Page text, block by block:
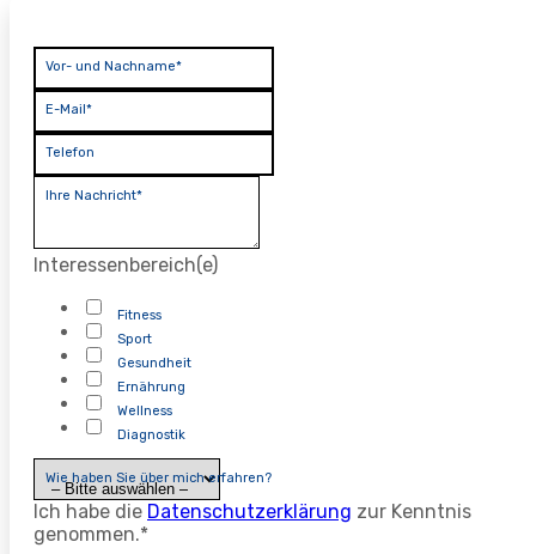
Vor- und Nachname*
E-Mail*
Telefon
Ihre Nachricht*
Interessenbereich(e)
Fitness
Sport
Gesundheit
Ernährung
Wellness
Diagnostik
Wie haben Sie über mich erfahren?
Ich habe die Datenschutzerklärung zur Kenntnis
genommen.*